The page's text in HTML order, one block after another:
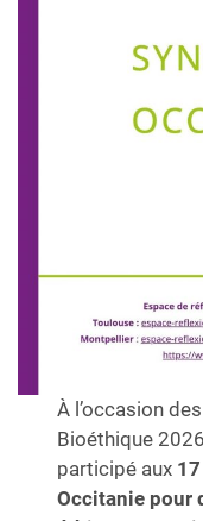
À l’occasion
Bioéthique
participé aux
Occitanie pour